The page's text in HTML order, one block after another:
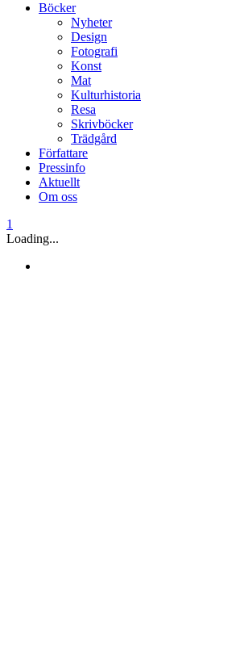
Böcker
Nyheter
Design
Fotografi
Konst
Mat
Kulturhistoria
Resa
Skrivböcker
Trädgård
Författare
Pressinfo
Aktuellt
Om oss
1
Loading...